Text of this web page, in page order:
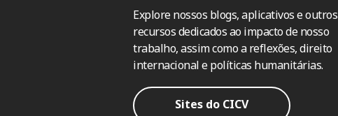
Explore nossos blogs, aplicativos e outros
recursos dedicados ao impacto de nosso
trabalho, assim como a reflexões, direito
internacional e políticas humanitárias.
Sites do CICV